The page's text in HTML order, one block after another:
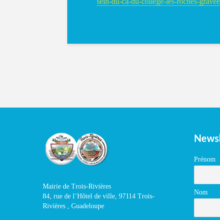
Mairie de Trois-Rivières
84, rue de l’Hôtel de ville, 97114 Trois-
Rivières , Guadeloupe
Prénom
Nom